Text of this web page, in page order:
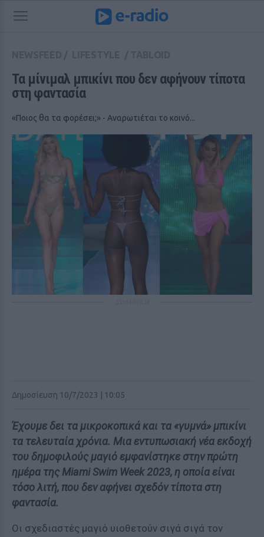
Τα μίνιμαλ μπικίνι που δεν αφήνουν τίποτα
στη φαντασία
«Ποιος θα τα φορέσει;» - Αναρωτιέται το κοινό...
Δημοσίευση 10/7/2023 | 10:05
Έχουμε δει τα μικροκοπικά και τα «γυμνά» μπικίνι
τα τελευταία χρόνια. Μια εντυπωσιακή νέα εκδοχή
του δημοφιλούς μαγιό εμφανίστηκε στην πρώτη
ημέρα της Miami Swim Week 2023, η οποία είναι
τόσο λιτή, που δεν αφήνει σχεδόν τίποτα στη
φαντασία.
Οι σχεδιαστές μαγιό υιοθετούν σιγά σιγά τον